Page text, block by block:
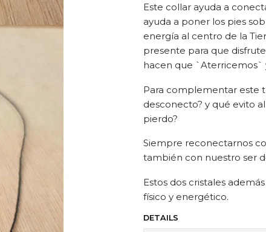
Este collar ayuda a
ayuda a poner los pies
energía al centro de la
presente para que
hacen que `Aterricemos`
Para complementar este
desconecto? y qué evito
pierdo?
Siempre reconectarnos
también con nuestro ser
Estos dos cristales
físico y energético.
DETAILS